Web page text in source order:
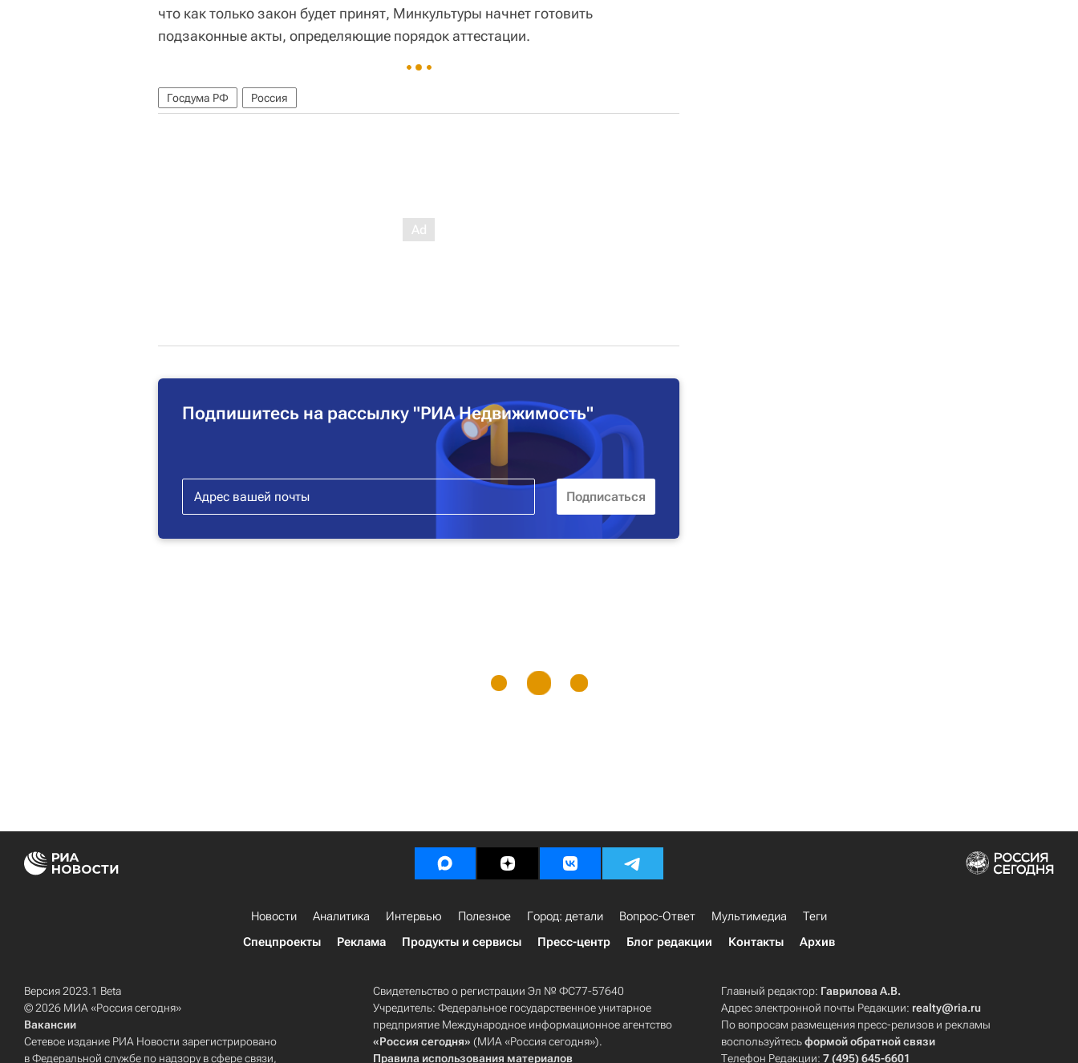
что как только закон будет принят, Минкультуры начнет готовить
подзаконные акты, определяющие порядок аттестации.
Госдума РФ Россия
Подпишитесь на рассылку "РИА Недвижимость"
Новости Аналитика Интервью Полезное Город: детали Вопрос-Ответ Мультимедиа
Теги
Спецпроекты
Реклама Продукты и сервисы Пресс-центр Блог редакции Контакты Архив
Версия 2023.1 Beta
© 2026 МИА «Россия сегодня»
Вакансии
Сетевое издание РИА Новости зарегистрировано
в Федеральной службе по надзору в сфере связи,
Свидетельство о регистрации Эл № ФС77-57640
Учредитель: Федеральное государственное унитарное
предприятие Международное информационное агентство
«Россия сегодня» (МИА «Россия сегодня»).
Правила использования материалов
Главный редактор: Гаврилова А.В.
Адрес электронной почты Редакции: realty@ria.ru
По вопросам размещения пресс-релизов и рекламы
воспользуйтесьформой обратной связи
Телефон Редакции:7 (495) 645-6601